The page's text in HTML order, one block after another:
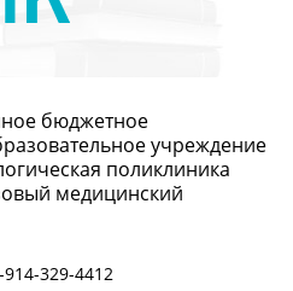
бюджетное
учреждение
поликлиника
медицинский
914-329-4412